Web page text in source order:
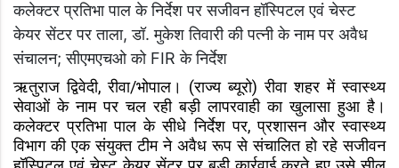
कलेक्टर प्रतिभा पाल के निर्देश पर सजीवन हॉस्पिटल एवं चेस्ट
केयर सेंटर पर ताला, डॉ. मुकेश तिवारी की पत्नी के नाम पर अवैध
संचालन; सीएमएचओ को FIR के निर्देश
ऋतुराज द्विवेदी, रीवा/भोपाल। (राज्य ब्यूरो) रीवा शहर में स्वास्थ्य
सेवाओं के नाम पर चल रही बड़ी लापरवाही का खुलासा हुआ है।
कलेक्टर प्रतिभा पाल के सीधे निर्देश पर, प्रशासन और स्वास्थ्य
विभाग की एक संयुक्त टीम ने अवैध रूप से संचालित हो रहे सजीवन